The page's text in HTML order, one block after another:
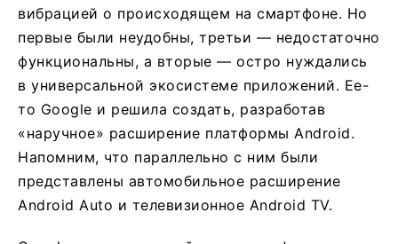
вибрацией о происходящем на смартфоне. Но
первые были неудобны, третьи — недостаточно
функциональны, а вторые — остро нуждались
в универсальной экосистеме приложений. Ее-
то Google и решила создать, разработав
«наручное» расширение платформы Android.
Напомним, что параллельно с ним были
представлены автомобильное расширение
Android Auto и телевизионное Android TV.